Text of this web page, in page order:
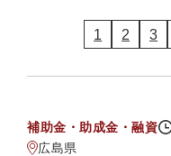
1 2 3
補助金・助成金・融資
広島県